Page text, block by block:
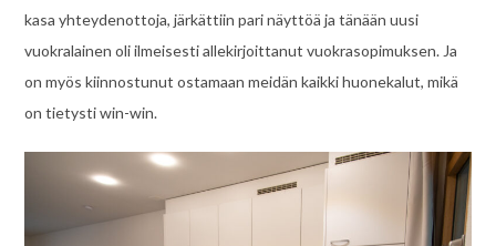
kasa yhteydenottoja, järkättiin pari näyttöä ja tänään uusi
vuokralainen oli ilmeisesti allekirjoittanut vuokrasopimuksen. Ja
on myös kiinnostunut ostamaan meidän kaikki huonekalut, mikä
on tietysti win-win.